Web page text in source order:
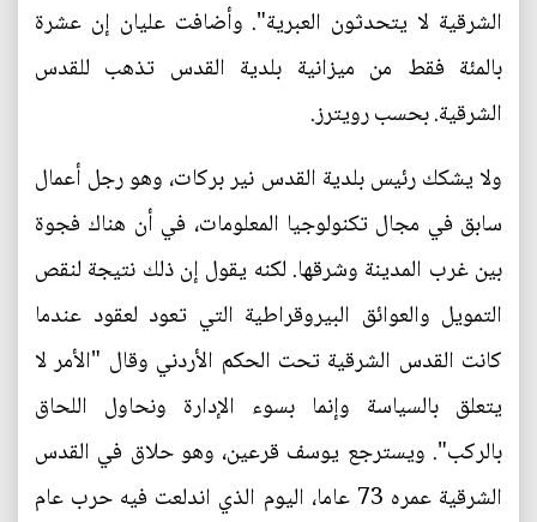
الشرقية لا يتحدثون العبرية". وأضافت عليان إن عشرة
بالمئة فقط من ميزانية بلدية القدس تذهب للقدس
الشرقية. بحسب رويترز.
ولا يشكك رئيس بلدية القدس نير بركات، وهو رجل أعمال
سابق في مجال تكنولوجيا المعلومات، في أن هناك فجوة
بين غرب المدينة وشرقها. لكنه يقول إن ذلك نتيجة لنقص
التمويل والعوائق البيروقراطية التي تعود لعقود عندما
كانت القدس الشرقية تحت الحكم الأردني وقال "الأمر لا
يتعلق بالسياسة وإنما بسوء الإدارة ونحاول اللحاق
بالركب". ويسترجع يوسف قرعين، وهو حلاق في القدس
الشرقية عمره 73 عاما، اليوم الذي اندلعت فيه حرب عام